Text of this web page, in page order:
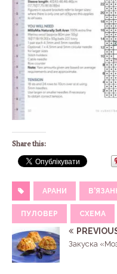
Share this:
АРАНИ
ПУЛОВЕР СХЕМА
Закуска